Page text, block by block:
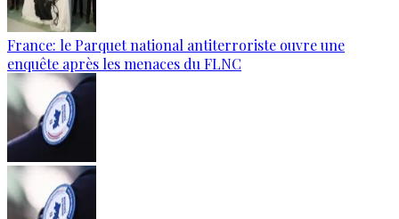
France: le Parquet national antiterroriste ouvre une
enquête après les menaces du FLNC